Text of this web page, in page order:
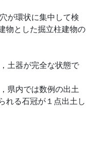
が環状に集中して検
物とした掘立柱建物の
土器が完全な状態で
県内では数例の出土
れる石冠が１点出土し